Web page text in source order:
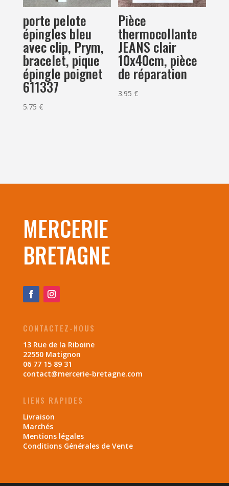
porte pelote
épingles bleu
avec clip, Prym,
bracelet, pique
épingle poignet
611337
5.75 €
Pièce
thermocollante
JEANS clair
10x40cm, pièce
de réparation
3.95€
MERCERIE
BRETAGNE
CONTACTEZ-NOUS
13 Rue de la Riboine
22550 Matignon
06 77 15 89 31
contact@mercerie-bretagne.com
LIENS RAPIDES
Livraison
Marchés
Mentions légales
Conditions Générales de Vente